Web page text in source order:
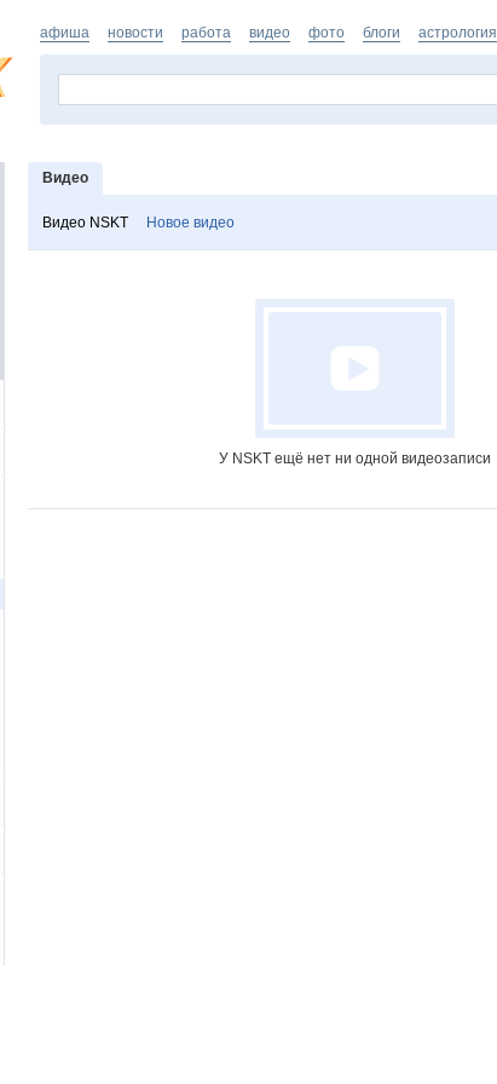
афиша новости работа видео фото блоги астрология
Видео
Видео NSKT Новое видео
У NSKT ещё нет ни одной видеозаписи